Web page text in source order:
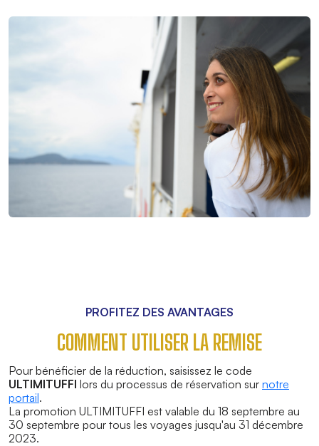
PROFITEZ DES AVANTAGES
COMMENT UTILISER LA REMISE
Pour bénéficier de la réduction, saisissez le code
ULTIMITUFFI lors du processus de réservation sur notre
portail.
La promotion ULTIMITUFFI est valable du 18 septembre au
30 septembre pour tous les voyages jusqu'au 31 décembre
2023.